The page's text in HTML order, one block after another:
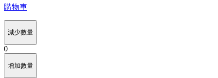
購物車
減少數量
0
增加數量